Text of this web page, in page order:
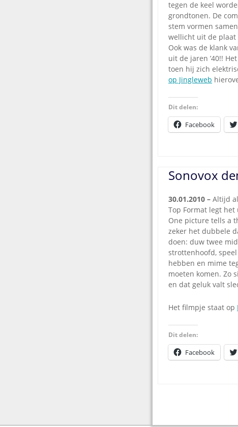
tegen de keel
grondtonen. De
stem vormen
wellicht uit de plaat
Ook was de klank
uit de jaren ’40!!
toen hij zich
op Jingleweb
Dit delen:
Facebook
Sonovox
30.01.2010 – Altijd
Top Format legt het
One picture tells a
zeker het dubbele
doen: duw twee
strottenhoofd,
hebben en mime
moeten komen. Zo
en dat geluk valt
Het filmpje staat op
Dit delen:
Facebook